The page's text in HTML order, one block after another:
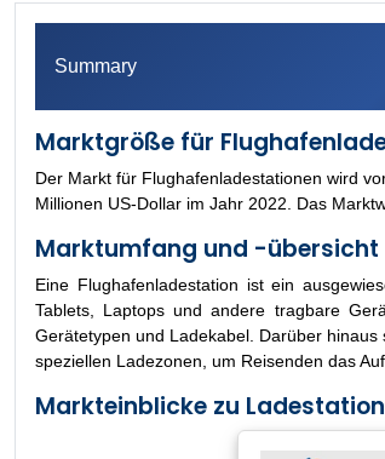
Summary
Marktgröße für
Der Markt für Flughafenladestationen wird
Millionen US-Dollar im Jahr 2022. Das
Marktumfang und -
Eine Flughafenladestation ist ein
Tablets, Laptops und andere tragbare
Gerätetypen und Ladekabel. Darüber
speziellen Ladezonen, um Reisenden das
Markteinblicke zu